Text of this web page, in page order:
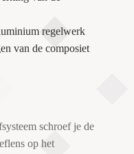
regelwerk
van de composiet
schroef je de
op het